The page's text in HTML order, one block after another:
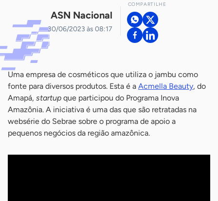
ASN Nacional
30/06/2023 às 08:17
COMPARTILHE
Uma empresa de cosméticos que utiliza o jambu como
fonte para diversos produtos. Esta é a Acmella Beauty, do
Amapá, startup que participou do Programa Inova
Amazônia. A iniciativa é uma das que são retratadas na
websérie do Sebrae sobre o programa de apoio a
pequenos negócios da região amazônica.